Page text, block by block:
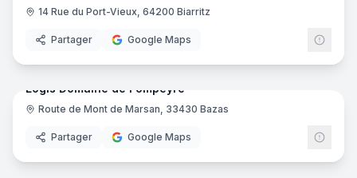
14 Rue du Port-Vieux, 64200 Biarritz
Partager Google Maps
64
Logis Domaine de Fompeyre
Route de Mont de Marsan, 33430 Bazas
Partager Google Maps
15